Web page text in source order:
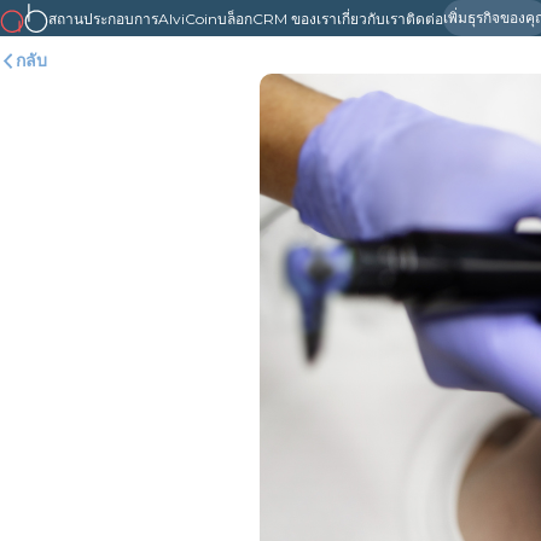
สถานประกอบการAlviCoinบล็อกCRM ของเราเกี่ยวกับเราติดต่อเพิ่มธุรกิจของ
กลับ